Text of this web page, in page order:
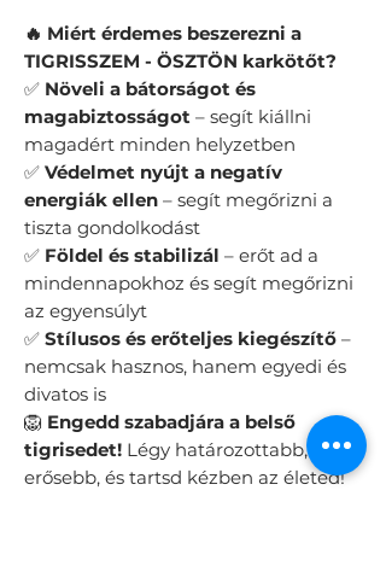
🔥 Miért érdemes beszerezni a
TIGRISSZEM - ÖSZTÖN karkötőt?
✅ Növeli a bátorságot és
magabiztosságot – segít kiállni
magadért minden helyzetben
✅ Védelmet nyújt a negatív
energiák ellen – segít megőrizni a
tiszta gondolkodást
✅ Földel és stabilizál – erőt ad a
mindennapokhoz és segít megőrizni
az egyensúlyt
✅ Stílusos és erőteljes kiegészítő –
nemcsak hasznos, hanem egyedi és
divatos is
🦁 Engedd szabadjára a belső
tigrisedet! Légy határozottabb,
erősebb, és tartsd kézben az életed!